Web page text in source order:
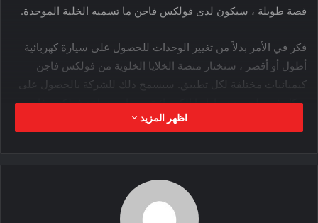
قصة طويلة ، سيكون لدى فولكس فاجن ما تسميه الخلية الموحدة.
فكر في الأمر بدلاً من تغيير الوحدات للحصول على سيارة كهربائية
أطول أو أقصر ، ستختار منصة الخلايا الخلوية من فولكس فاجن
كيميائيات مختلفة لكل تطبيق. سيسمح ذلك للشركة بالحصول على
شكل فريد لجميع سياراتها الكهربائية ، مما سيساعد فولكس فاجن
على تحقيق أحجام إنتاج عالية جدًا.
ليس هو الحال: على الرغم من أن صور الخلية الموحدة تذكرنا
بالخلية المنشورية ، إلا أنها في الواقع وحدة نمطية. سيتم دمج هذه
اظهر المزيد